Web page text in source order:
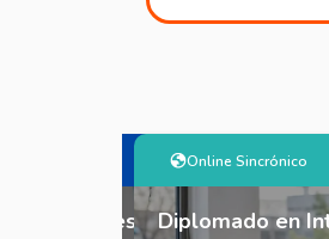
y Gestión de Crisis
Online Sincrónico
Diplomado en